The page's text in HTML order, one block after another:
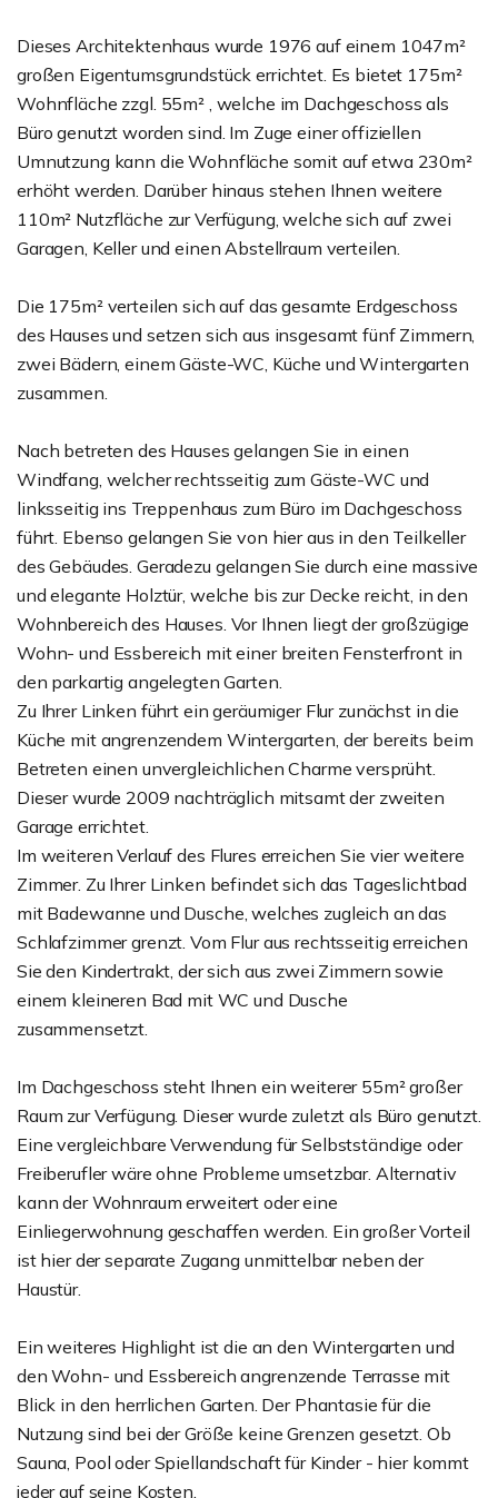
Dieses Architektenhaus wurde 1976 auf einem 1047m²
großen Eigentumsgrundstück errichtet. Es bietet 175m²
Wohnfläche zzgl. 55m² , welche im Dachgeschoss als
Büro genutzt worden sind. Im Zuge einer offiziellen
Umnutzung kann die Wohnfläche somit auf etwa 230m²
erhöht werden. Darüber hinaus stehen Ihnen weitere
110m² Nutzfläche zur Verfügung, welche sich auf zwei
Garagen, Keller und einen Abstellraum verteilen.
Die 175m² verteilen sich auf das gesamte Erdgeschoss
des Hauses und setzen sich aus insgesamt fünf Zimmern,
zwei Bädern, einem Gäste-WC, Küche und Wintergarten
zusammen.
Nach betreten des Hauses gelangen Sie in einen
Windfang, welcher rechtsseitig zum Gäste-WC und
linksseitig ins Treppenhaus zum Büro im Dachgeschoss
führt. Ebenso gelangen Sie von hier aus in den Teilkeller
des Gebäudes. Geradezu gelangen Sie durch eine massive
und elegante Holztür, welche bis zur Decke reicht, in den
Wohnbereich des Hauses. Vor Ihnen liegt der großzügige
Wohn- und Essbereich mit einer breiten Fensterfront in
den parkartig angelegten Garten.
Zu Ihrer Linken führt ein geräumiger Flur zunächst in die
Küche mit angrenzendem Wintergarten, der bereits beim
Betreten einen unvergleichlichen Charme versprüht.
Dieser wurde 2009 nachträglich mitsamt der zweiten
Garage errichtet.
Im weiteren Verlauf des Flures erreichen Sie vier weitere
Zimmer. Zu Ihrer Linken befindet sich das Tageslichtbad
mit Badewanne und Dusche, welches zugleich an das
Schlafzimmer grenzt. Vom Flur aus rechtsseitig erreichen
Sie den Kindertrakt, der sich aus zwei Zimmern sowie
einem kleineren Bad mit WC und Dusche
zusammensetzt.
Im Dachgeschoss steht Ihnen ein weiterer 55m² großer
Raum zur Verfügung. Dieser wurde zuletzt als Büro genutzt.
Eine vergleichbare Verwendung für Selbstständige oder
Freiberufler wäre ohne Probleme umsetzbar. Alternativ
kann der Wohnraum erweitert oder eine
Einliegerwohnung geschaffen werden. Ein großer Vorteil
ist hier der separate Zugang unmittelbar neben der
Haustür.
Ein weiteres Highlight ist die an den Wintergarten und
den Wohn- und Essbereich angrenzende Terrasse mit
Blick in den herrlichen Garten. Der Phantasie für die
Nutzung sind bei der Größe keine Grenzen gesetzt. Ob
Sauna, Pool oder Spiellandschaft für Kinder - hier kommt
jeder auf seine Kosten.